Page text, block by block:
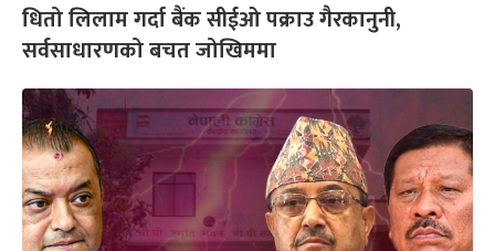
धितो लिलाम गर्दा बैंक सीईओ पक्राउ गैरकानुनी,
सर्वसाधारणको बचत जोखिममा